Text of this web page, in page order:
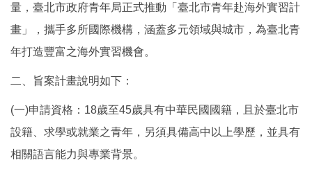
量，臺北市政府青年局正式推動「臺北市青年赴海外實習計
畫」，攜手多所國際機構，涵蓋多元領域與城市，為臺北青
年打造豐富之海外實習機會。
二、旨案計畫說明如下：
(一)申請資格：18歲至45歲具有中華民國國籍，且於臺北市
設籍、求學或就業之青年，另須具備高中以上學歷，並具有
相關語言能力與專業背景。